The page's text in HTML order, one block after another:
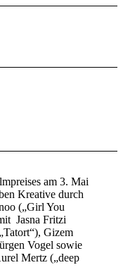
am 3. Mai
Kreative durch
(„Girl You
Jasna Fritzi
Gizem
Vogel sowie
Mertz („deep